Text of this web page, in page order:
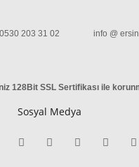
0530 203 31 02 info @
128Bit SSL Sertifikası ile
Sosyal Medya